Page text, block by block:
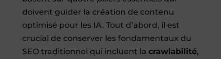
doivent guider la création de contenu
optimisé pour les IA. Tout d’abord, il est
crucial de conserver les fondamentaux du
SEO traditionnel qui incluent la crawlabilité,